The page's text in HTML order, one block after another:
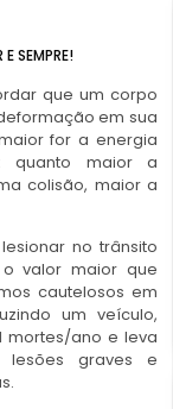
SEMPRE!
que um corpo
em sua
for a energia
quanto maior a
colisão, maior a
no trânsito
valor maior que
cautelosos em
um veículo,
mortes/ano e leva
lesões graves e